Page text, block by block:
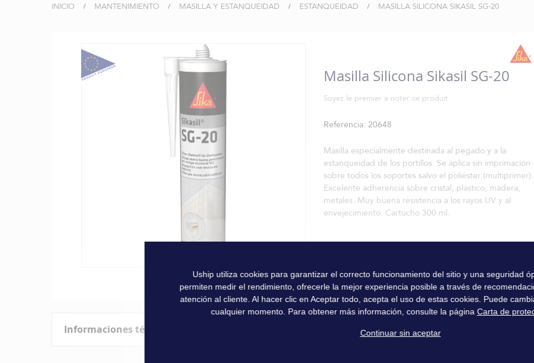
INICIO MANTENIMIENTO MASILLA Y ESTANQUEIDAD ESTANQUEIDAD MASILLA SILICONA SIKASIL SG-20
Saltar
al
final
la
Masilla Silicona Sikasil SG-20
Soyez le premier à noter ce produit
Referencia 20648
Masilla especialmente destinada al pegado y a la
estanqueidad de los portillos. Se aplica sin imprimación
sobre todos los soportes salvo el poliéster (multiprimer).
Excelente adherencia sobre cristal, plástico, madera,
metales. Muy buena resistencia a los rayos UV y al
envejecimiento. Cartucho 300 ml.
Informaciones técnicas
Uship utiliza cookies para garantizar el correcto funcionamiento del sitio y una seguridad
permiten medir el rendimiento, ofrecerle la mejor experiencia posible a través de
atención al cliente. Al hacer clic en Aceptar todo, acepta el uso de estas cookies. Puede
cualquier momento. Para obtener más información, consulte la página Carta de
Continuar sin aceptar